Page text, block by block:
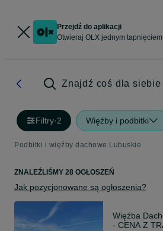
Przejdź do aplikacji
Otwieraj OLX jednym tapnięciem
Znajdź coś dla siebie
Filtry·2 Więźby i podbitki
Podbitki i więźby dachowe Lubuskie
ZNALEŹLIŚMY 28 OGŁOSZEŃ
Jak pozycjonowane są ogłoszenia?
Więźba
- CENA Z